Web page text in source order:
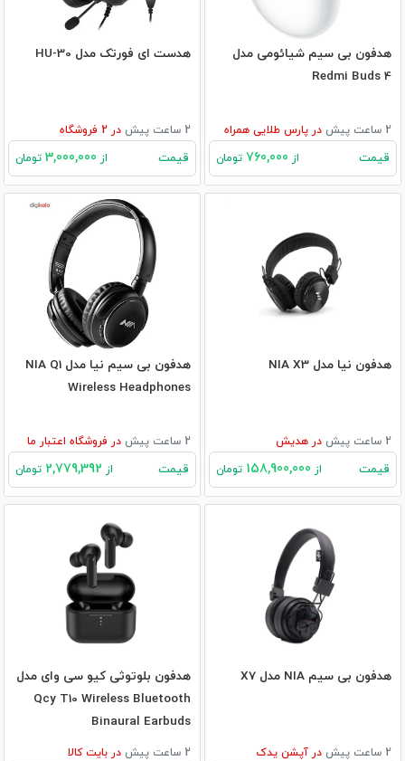
هدفون بی سیم شیائومی مدل
Redmi Buds 4
2 ساعت پیش در پارس طلایی همراه
قیمت از تومان
هدست ای فورتک مدل HU-30
2 ساعت پیش در فروشگاه
قیمت از تومان
هدفون نیا مدل NIA X3
2 ساعت پیش در هدیش
قیمت از تومان
هدفون بی سیم نیا مدل NIA Q1
Wireless Headphones
2 ساعت پیش در فروشگاه اعتبار ما
قیمت از تومان
هدفون بی سیم NIA مدل X7
2 ساعت پیش در آپشن یدک
هدفون بلوتوثی کیو سی وای مدل
Qcy T10 Wireless Bluetooth
Binaural Earbuds
2 ساعت پیش در بایت کالا